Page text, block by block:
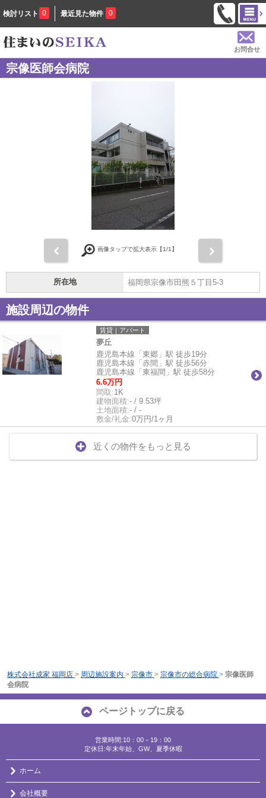
検討リスト 0 最近見た物件 0
お問合せ
宗像医師会病院
画像タップで拡大表示【1/1】
所在地 福岡県宗像市田熊５丁目5-3
施設周辺の物件
賃貸｜アパート
夢丘
鹿児島本線「東郷」駅 徒歩19分
鹿児島本線「赤間」駅 徒歩56分
鹿児島本線「東福間」駅 徒歩58分
6.6万円
間取:1K
建物面積:- / 9.53坪
土地面積:- / -
敷金/礼金:0万円/1ヶ月
近くの物件をもっと見る
株式会社成家 福岡店 > 周辺施設案内 > 宗像市 > 宗像市の総合病院 > 宗像医師
会病院
ページトップに戻る
営業時間:10：00－19：00
定休日:年末年始、GW、夏季休暇
ホーム
会社概要